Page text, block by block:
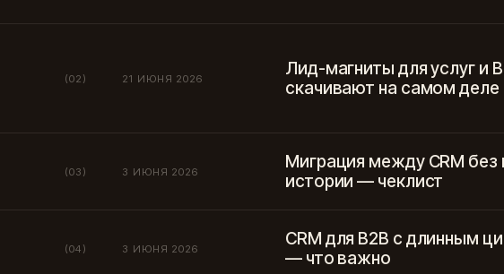
(02) 21 ИЮНЯ 2026
Лид-магниты для услуг и
скачивают на самом деле
(03) 3 ИЮНЯ 2026
Миграция между CRM без
истории — чеклист
(04) 3 ИЮНЯ 2026
CRM для B2B с длинным
— что важно